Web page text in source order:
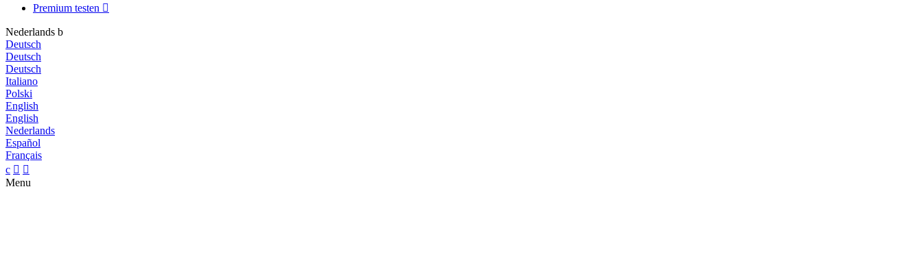
Premium testen 
Nederlands b
Deutsch
Deutsch
Deutsch
Italiano
Polski
English
English
Nederlands
Español
Français
c  
Menu